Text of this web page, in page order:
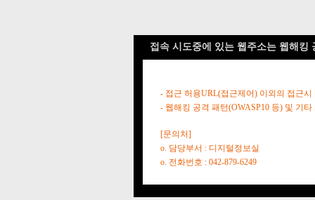
접속 시도중에 있는 웹주소는 웹해킹
- 접근 허용URL(접근제어) 이외의 접근시
- 웹해킹 공격 패턴(OWASP10 등) 및 기
[문의처]
o. 담당부서 : 디지털정보실
o. 전화번호 : 042-879-6249